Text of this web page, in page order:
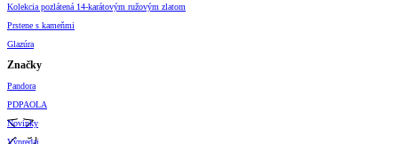
Kolekcia pozlátená 14-karátovým ružovým zlatom
Prstene s kameňmi
Glazúra
Značky
Pandora
PDPAOLA
Novinky